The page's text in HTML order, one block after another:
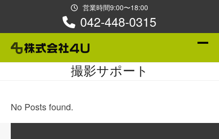
営業時間9:00〜18:00
042-448-0315
撮影サポート
No Posts found.